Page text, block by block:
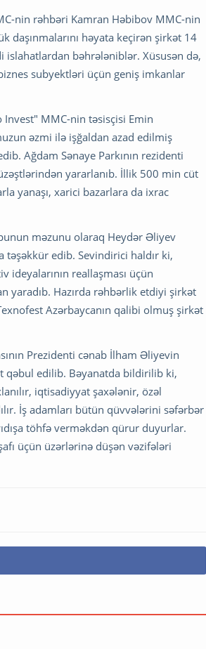
nin rəhbəri Kamran Həbibov MMC-nin
daşınmalarını həyata keçirən şirkət 14
bəhrələniblər. Xüsusən də,
subyektləri üçün geniş imkanlar
Invest" MMC-nin təsisçisi Emin
əzmi ilə işğaldan azad edilmiş
Ağdam Sənaye Parkının rezidenti
yararlanıb. İllik 500 min cüt
yanaşı, xarici bazarlara da ixrac
məzunu olaraq Heydər Əliyev
təşəkkür edib. Sevindirici haldır ki,
reallaşması üçün
yaradıb. Hazırda rəhbərlik etdiyi şirkət
Azərbaycanın qalibi olmuş şirkət
Prezidenti cənab İlham Əliyevin
qəbul edilib. Bəyanatda bildirilib ki,
iqtisadiyyat şaxələnir, özəl
İş adamları bütün qüvvələrini səfərbər
töhfə verməkdən qürur duyurlar.
üçün üzərlərinə düşən vəzifələri